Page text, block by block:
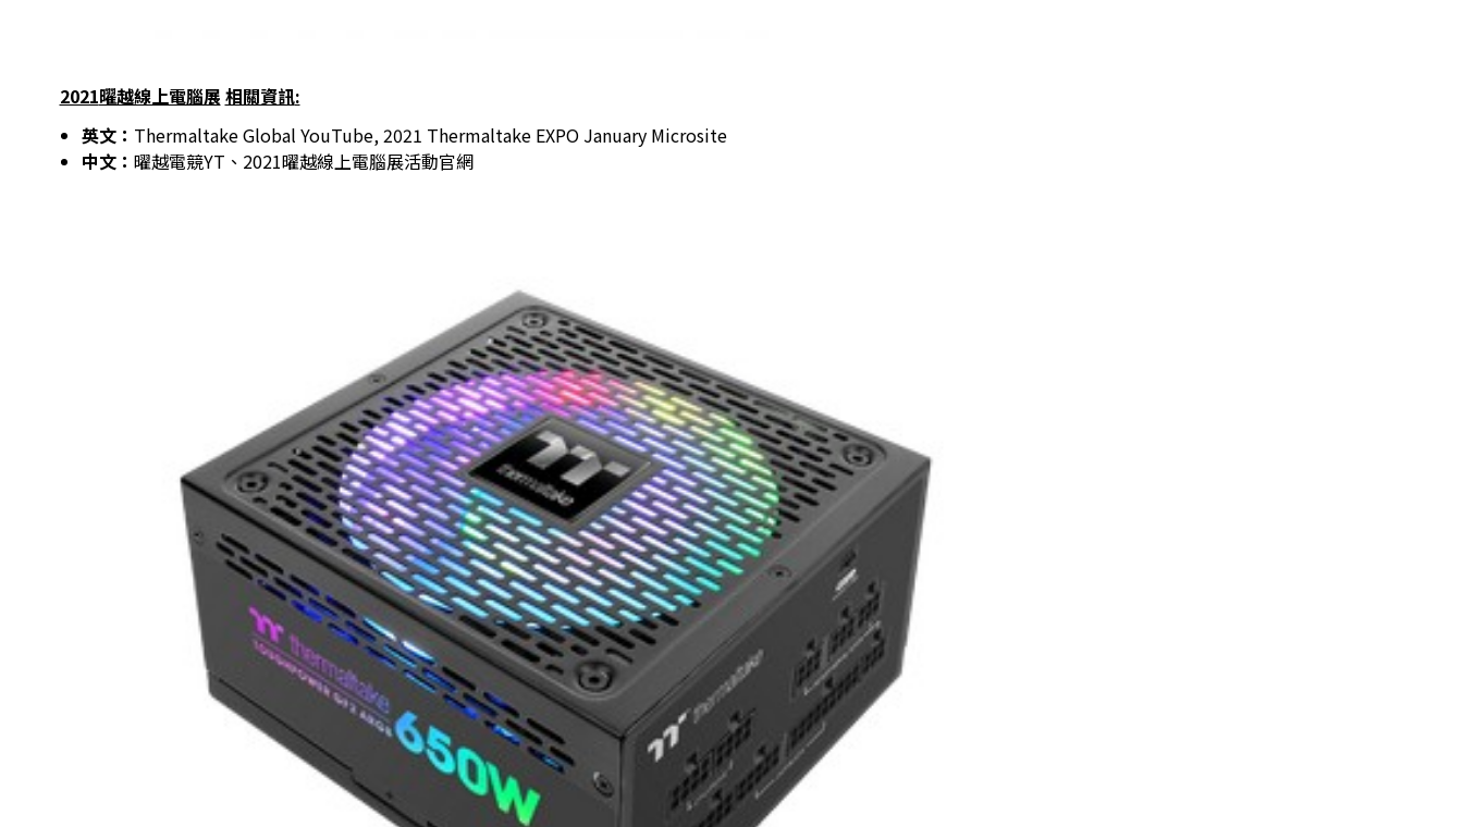
2021曜越線上電腦展 相關資訊:
英文： Thermaltake Global YouTube,2021 Thermaltake EXPO January Microsite
中文： 曜越電競YT 、 2021曜越線上電腦展活動官網